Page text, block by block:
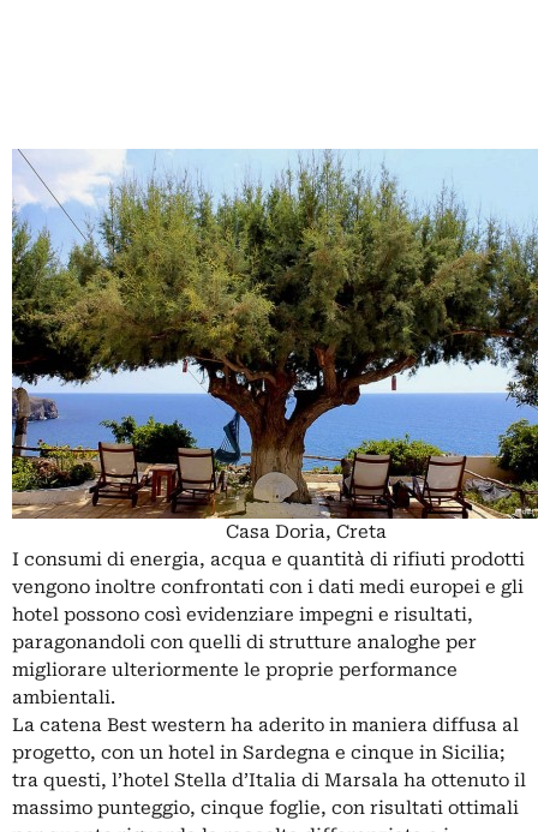
Casa Doria, Creta
I consumi di energia, acqua e quantità di rifiuti prodotti
vengono inoltre confrontati con i dati medi europei e gli
hotel possono così evidenziare impegni e risultati,
paragonandoli con quelli di strutture analoghe per
migliorare ulteriormente le proprie performance
ambientali.
La catena Best western ha aderito in maniera diffusa al
progetto, con un hotel in Sardegna e cinque in Sicilia;
tra questi, l’hotel Stella d’Italia di Marsala ha ottenuto il
massimo punteggio, cinque foglie, con risultati ottimali